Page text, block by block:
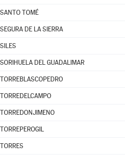
SANTO TOMÉ
SEGURA DE LA SIERRA
SILES
SORIHUELA DEL GUADALIMAR
TORREBLASCOPEDRO
TORREDELCAMPO
TORREDONJIMENO
TORREPEROGIL
TORRES